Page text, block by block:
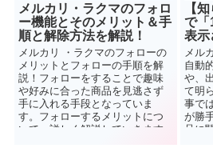
メルカリ・ラクマのフォロ
ー機能とそのメリット＆手
順と解除方法を解説！
メルカリ ・ラクマのフォローの
メリットとフォローの手順を解
説！フォローをすることで趣味
や好みに合った商品を見逃さず
手に入れる手段となっていま
す。フォローするメリットにつ
いて、詳しく解説していきます
【
で「
表示
メル
自動
や、
て明
事で
が勝
品に